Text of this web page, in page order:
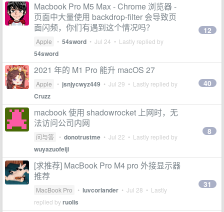
Macbook Pro M5 Max - Chrome 浏览器 -
页面中大量使用 backdrop-filter 会导致页
面闪频，你们有遇到这个情况吗？
Apple • 54sword • Jul 24 • Lastly replied by
54sword
12
2021 年的 M1 Pro 能升 macOS 27
Apple • jsnjycwyz449 • Jul 29 • Lastly replied by
Cruzz
40
macbook 使用 shadowrocket 上网时，无
法访问公司内网
问与答 • donotrustme • Jul 22 • Lastly replied by
wuyazuofeiji
8
[求推荐] MacBook Pro M4 pro 外接显示器
推荐
MacBook Pro • luvcoriander • Jul 28 • Lastly
replied byruolis
31